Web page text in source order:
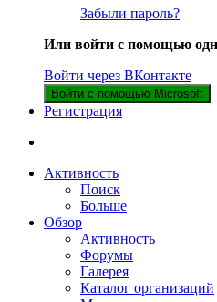
Забыли пароль?
Или войти с помощью
Войти через ВКонтакте
Войти с помощью Microsoft
Регистрация
Активность
Поиск
Больше
Обзор
Активность
Форумы
Галерея
Каталог организаций